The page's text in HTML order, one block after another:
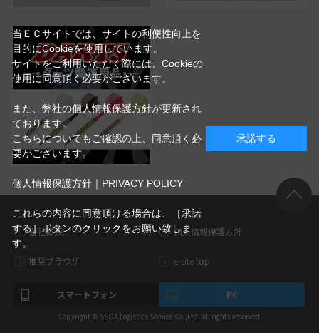
会社概要 個人情報保護方針
推奨ブラウザ e-site top
スマートフォン PC
Copyright © SEGA Logistics Service Co.,Ltd. All rights reserved.
当ＥＣサイトでは、サイトの利便性向上を
目的にCookieを使用しています。
サイトをご利用いただく際には、Cookieの
使用に同意頂く必要がございます。
また、弊社の個人情報保護方針が更新され
ております。
こちらについてもご確認の上、同意頂く必
要がございます。
個人情報保護方針｜PRIVACY POLICY
これらの内容に同意頂ける場合は、［承諾
する］ボタンのクリックをお願い致しま
す。
承諾する